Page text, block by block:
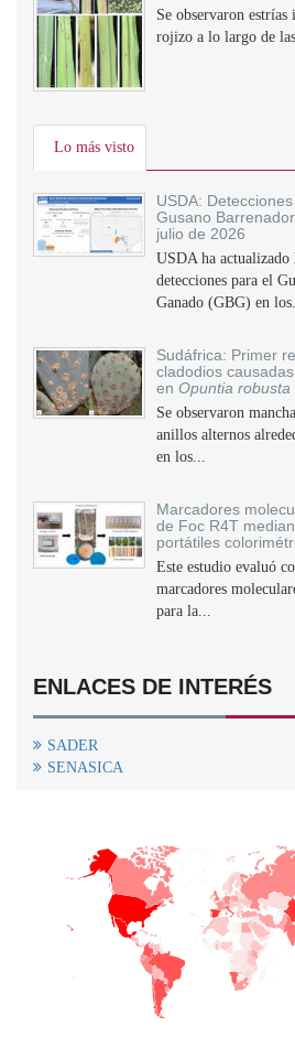
Se observaron
rojizo a lo largo de
Lo más visto
USDA:
Gusano
julio de 2026
USDA ha actualizado
detecciones para el
Ganado (GBG) en
Sudáfrica: Primer
cladodios
en Opuntia robusta
Se observaron
anillos alternos
en los...
Marcadores
de Foc R4T
portátiles
Este estudio evaluó
marcadores
para la...
ENLACES DE INTERÉS
SADER
SENASICA